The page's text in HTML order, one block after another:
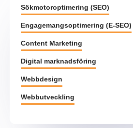
Sökmotoroptimering (SEO)
Engagemangsoptimering (E-SEO)
Content Marketing
Digital marknadsföring
Webbdesign
Webbutveckling